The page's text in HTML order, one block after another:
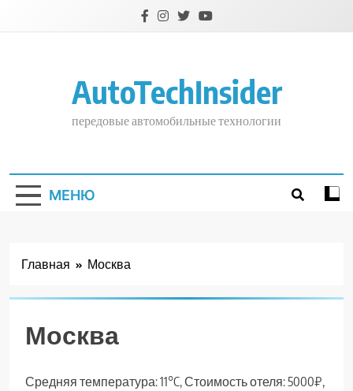
AutoTechInsider
передовые автомобильные технологии
МЕНЮ
Главная Москва
Москва
Средняя температура: 11°C, Стоимость отеля: 5000₽,